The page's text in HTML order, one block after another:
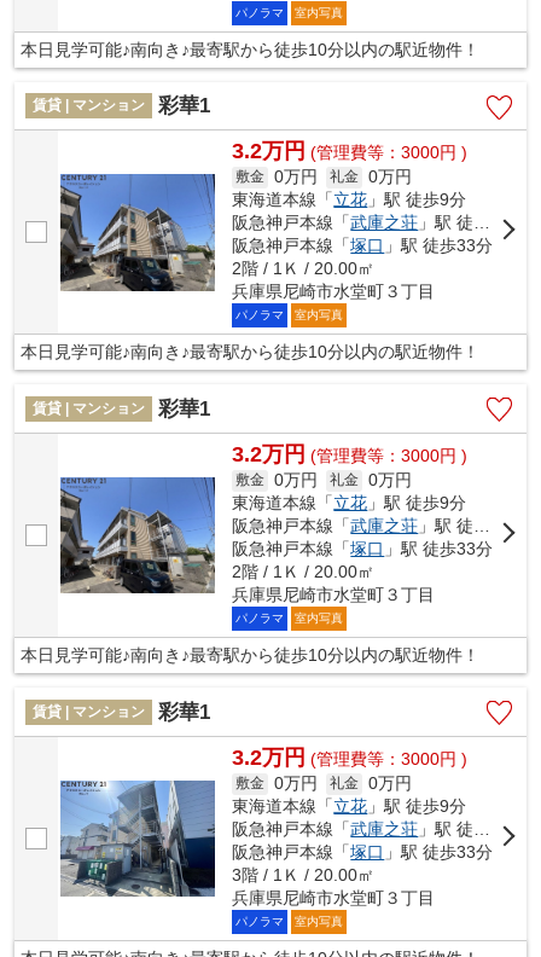
パノラマ 室内写真
本日見学可能♪南向き♪最寄駅から徒歩10分以内の駅近物件！
賃貸 | マンション 彩華1
3.2万円 (管理費等：3000円 )
敷金 0万円 礼金 0万円
東海道本線「立花 」駅 徒歩9分
阪急神戸本線「武庫之荘 」駅 徒歩18分
阪急神戸本線「塚口 」駅 徒歩33分
2階 / 1Ｋ / 20.00㎡
兵庫県尼崎市水堂町３丁目
パノラマ 室内写真
本日見学可能♪南向き♪最寄駅から徒歩10分以内の駅近物件！
賃貸 | マンション 彩華1
3.2万円 (管理費等：3000円 )
敷金 0万円 礼金 0万円
東海道本線「立花 」駅 徒歩9分
阪急神戸本線「武庫之荘 」駅 徒歩18分
阪急神戸本線「塚口 」駅 徒歩33分
2階 / 1Ｋ / 20.00㎡
兵庫県尼崎市水堂町３丁目
パノラマ 室内写真
本日見学可能♪南向き♪最寄駅から徒歩10分以内の駅近物件！
賃貸 | マンション 彩華1
3.2万円 (管理費等：3000円 )
敷金 0万円 礼金 0万円
東海道本線「立花 」駅 徒歩9分
阪急神戸本線「武庫之荘 」駅 徒歩18分
阪急神戸本線「塚口 」駅 徒歩33分
3階 / 1Ｋ / 20.00㎡
兵庫県尼崎市水堂町３丁目
パノラマ 室内写真